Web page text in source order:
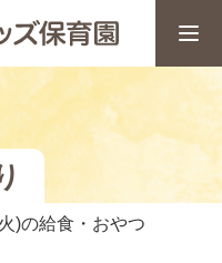
)の給食・おやつ